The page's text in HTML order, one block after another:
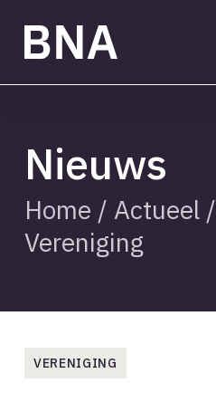
main
Nieuws
Home / Actueel/
Vereniging
VERENIGING